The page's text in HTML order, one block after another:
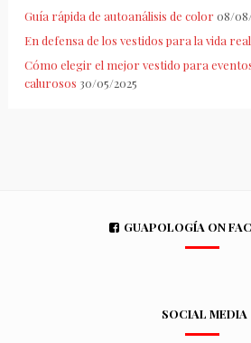
Guía rápida de autoanálisis de color 08/
En defensa de los vestidos para la vida real
Cómo elegir el mejor vestido para
calurosos 30/05/2025
GUAPOLOGÍA ON
SOCIAL MEDIA